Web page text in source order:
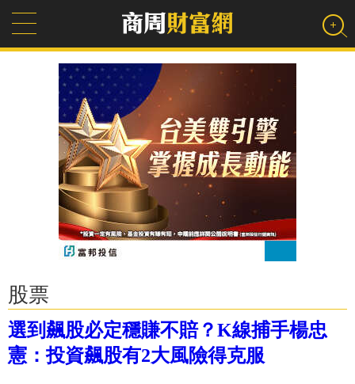
股票
選到飆股必定穩賺不賠？K線捕手楊忠
憲：投資飆股有2大風險得克服